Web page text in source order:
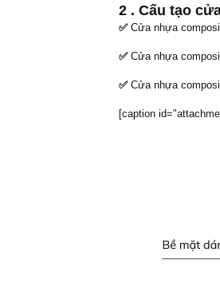
2 . Cấu tạo
✅ Cửa nhựa
✅ Cửa nhựa
✅ Cửa nhựa
[caption